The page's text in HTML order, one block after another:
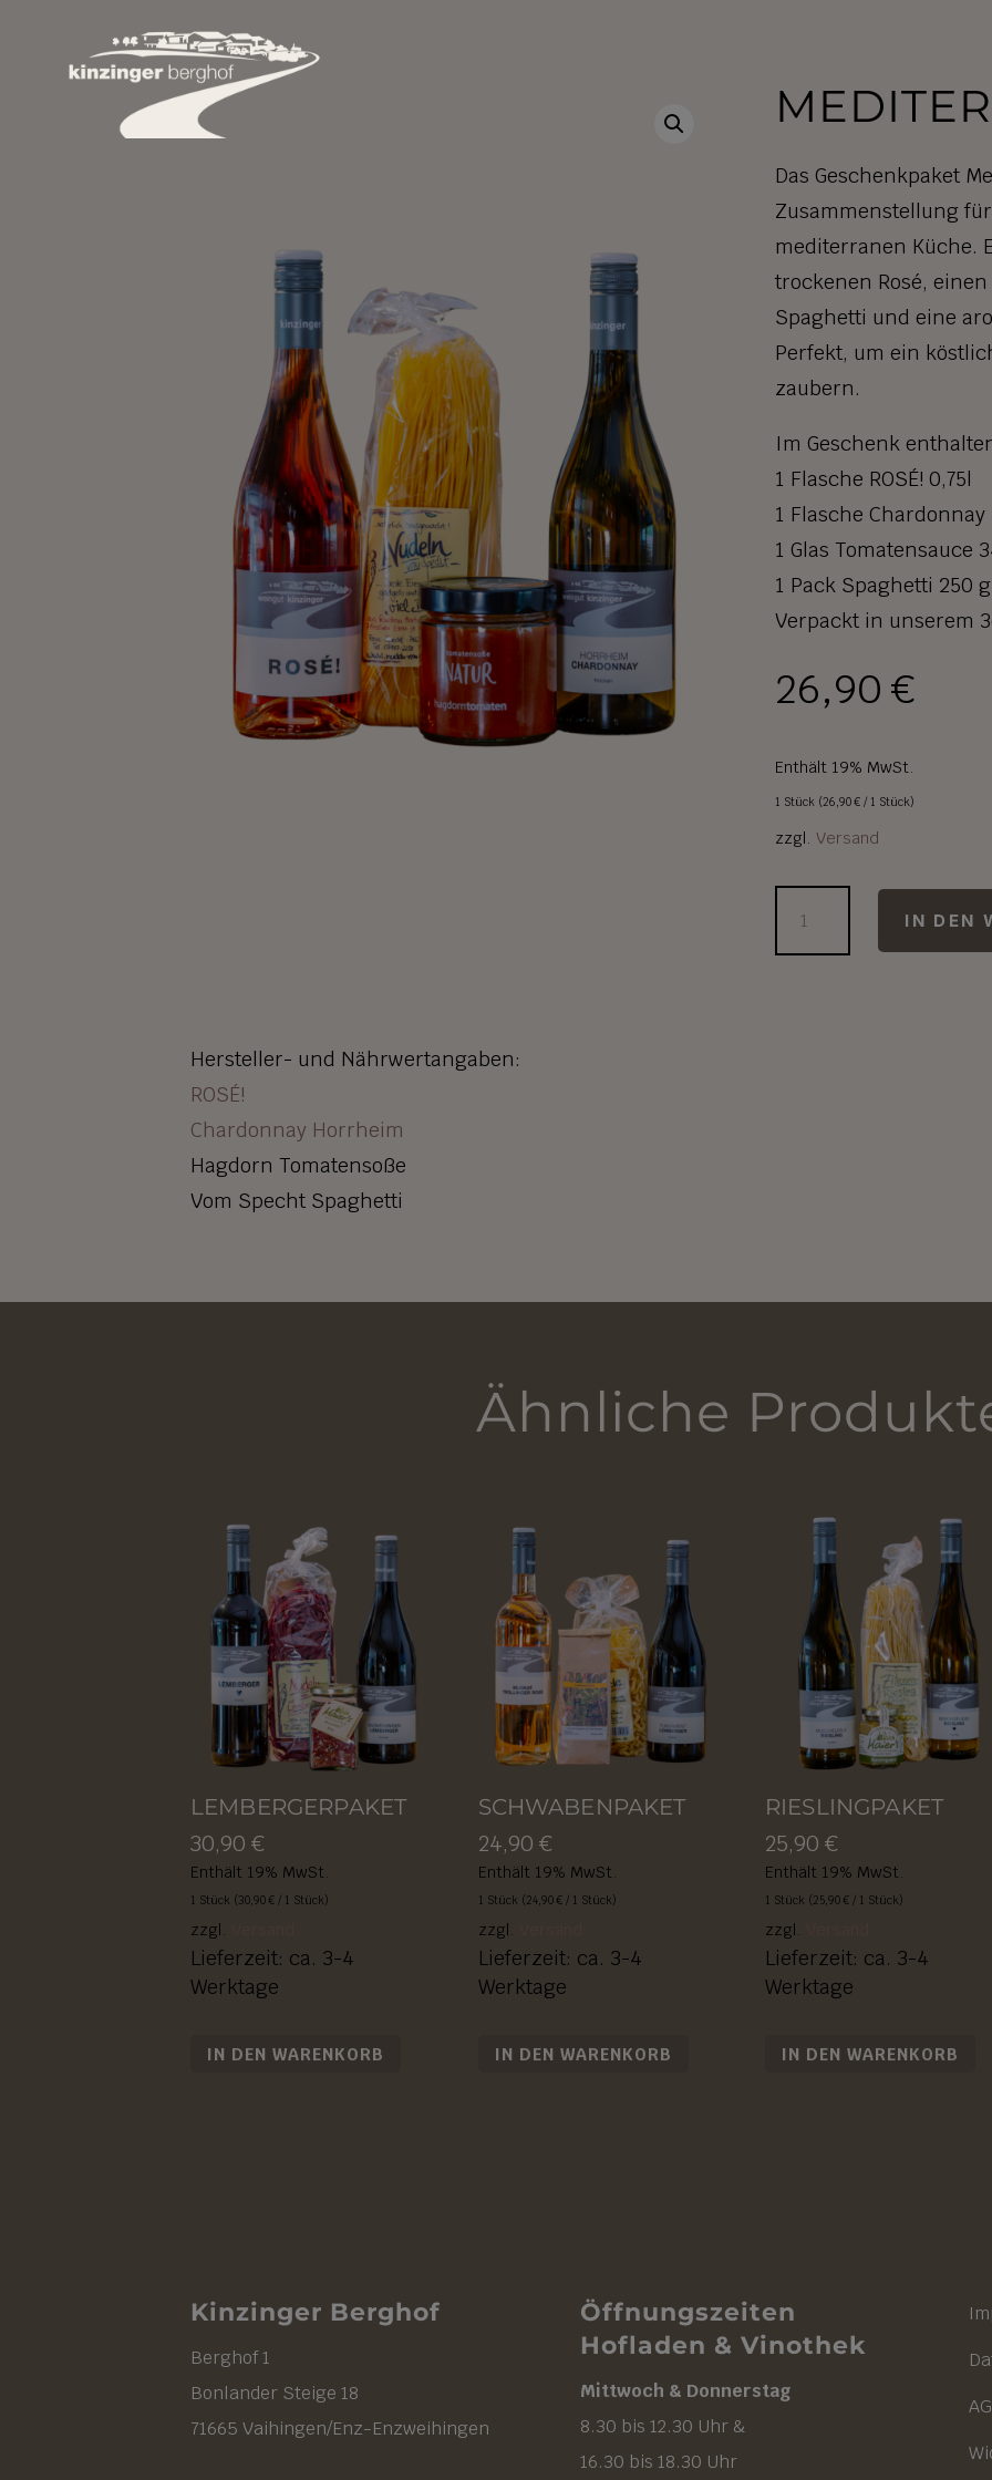
Das Geschenkpaket
Zusammenstellung
mediterranen Küche.
trockenen Rosé,
Spaghetti und eine
Perfekt, um ein
zaubern.
Im Geschenk
1 Flasche ROSÉ! 0,75l
1 Flasche
1 Glas Tomatensauce
1 Pack Spaghetti 250 g
Verpackt in unserem
26,90€
Enthält 19% MwSt.
1 Stück (26,90€/ 1 Stück)
zzgl. Versand
IN DEN
Hersteller- und Nährwertangaben:
ROSÉ!
Chardonnay Horrheim
Hagdorn Tomatensoße
Vom Specht Spaghetti
Ähnliche
LEMBERGERPAKET
30,90 €
Enthält 19% MwSt.
1 Stück (30,90€ / 1 Stück)
zzgl.
Lieferzeit: ca. 3-4
Werktage
IN DEN WARENKORB
SCHWABENPAKET
24,90 €
Enthält 19% MwSt.
1 Stück (24,90€/ 1 Stück)
zzgl.
Lieferzeit: ca. 3-4
Werktage
IN DEN WARENKORB
RIESLINGPAKET
25,90 €
Enthält 19% MwSt.
1 Stück (25,90€ / 1 Stück)
zzgl.
Lieferzeit: ca. 3-4
Werktage
IN DEN WARENKORB
Kinzinger Berghof
Berghof 1
Bonlander Steige 18
71665 Vaihingen/Enz-Enzweihingen
Öffnungszeiten
Hofladen & Vinothek
Mittwoch & Donnerstag
8.30 bis 12.30 Uhr &
16.30 bis 18.30 Uhr